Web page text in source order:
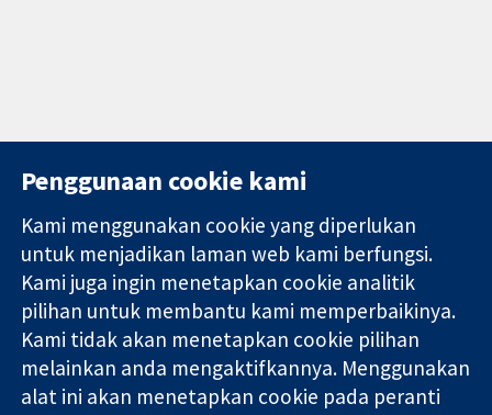
Bukti yang
dipercayai.
keputusan
termaklum
Kesihatan yang
lebih baik
11-13 Cavendish
Square
London
W1G 0AN
United Kingdom
Hubungi kita
Berita
Pejabat
akhbar
Perihal Kami
Pekerjaan
Cochrane
Library
Penggunaan cookie kami
Kami menggunakan cookie yang diperlukan
untuk menjadikan laman web kami berfungsi.
Kami juga ingin menetapkan cookie analitik
pilihan untuk membantu kami memperbaikinya.
Kami tidak akan menetapkan cookie pilihan
melainkan anda mengaktifkannya. Menggunakan
alat ini akan menetapkan cookie pada peranti